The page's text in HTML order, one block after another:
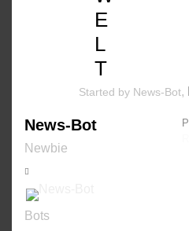
E
L
T
Started by News-Bot,
News-Bot
Newbie
Bots